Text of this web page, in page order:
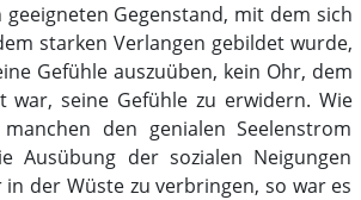
Gegenstand, mit dem sich
starken Verlangen gebildet wurde,
Gefühle auszuüben, kein Ohr, dem
seine Gefühle zu erwidern. Wie
den genialen Seelenstrom
der sozialen Neigungen
der Wüste zu verbringen, so war es